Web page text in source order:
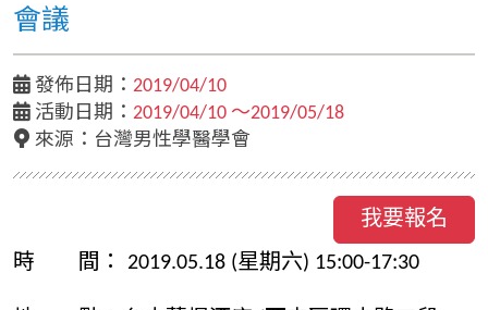
會議
發佈日期： 2019/04/10
活動日期： 2019/04/10 ～2019/05/18
來源：台灣男性學醫學會
我要報名
時 間： 2019.05.18 (星期六) 15:00-17:30